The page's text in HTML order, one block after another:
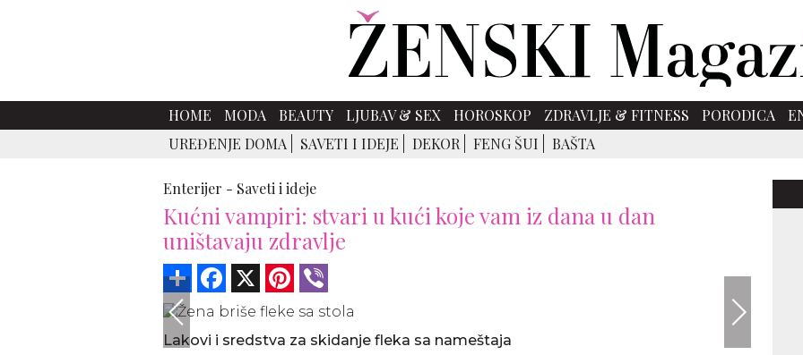
HOME MODA BEAUTY LJUBAV & SEX HOROSKOP ZDRAVLJE & FITNESS PORODICA
UREĐENJE DOMA
SAVETI I IDEJE DEKOR FENG ŠUI BAŠTA
Enterijer - Saveti i ideje
Kućni vampiri: stvari u kući koje vam iz dana u dan
uništavaju zdravlje
Share Facebook Pinterest
Lakovi i sredstva za skidanje fleka sa nameštaja